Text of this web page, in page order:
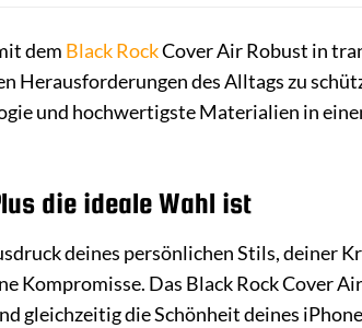
dem Black RockCover Air Robust in
des Alltags zu
und hochwertigste Materialien in
die ideale Wahl ist
deines persönlichen Stils, deiner
Kompromisse. Das Black Rock Cover
gleichzeitig die Schönheit deines